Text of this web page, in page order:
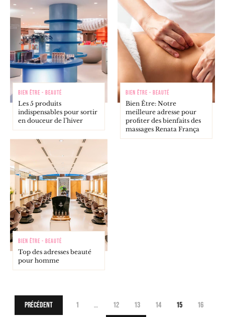
BIEN ÊTRE - BEAUTÉ
Les 5 produits
indispensables pour sortir
en douceur de l’hiver
BIEN ÊTRE - BEAUTÉ
Bien Être: Notre
meilleure adresse pour
profiter des bienfaits des
massages Renata França
BIEN ÊTRE - BEAUTÉ
Top des adresses beauté
pour homme
Précédent 1 … 12 13 14 15 16